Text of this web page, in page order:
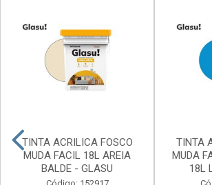
TINTA ACRILICA FOSCO
MUDA FACIL 18L AREIA
BALDE - GLASU
TINTA
MUDA
18L